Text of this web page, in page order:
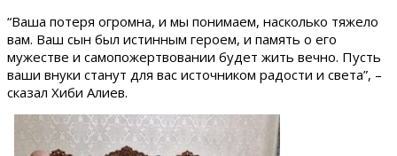
“Ваша потеря огромна, и мы понимаем, насколько тяжело
вам. Ваш сын был истинным героем, и память о его
мужестве и самопожертвовании будет жить вечно. Пусть
ваши внуки станут для вас источником радости и света”, –
сказал Хиби Алиев.